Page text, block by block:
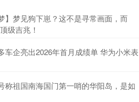
】梦见狗下崽？这不是寻常画面，而
级吉兆！
车企亮出2026年首月成绩单 华为小米表
称祖国南海国门第一哨的华阳岛，是如